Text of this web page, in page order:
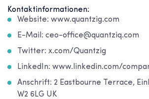
Kontaktinformationen:
Website: www.quantzig.com
E-Mail: ceo-office@quantziq.com
Twitter: x.com/Quantzig
LinkedIn: www.linkedin.com/
Anschrift: 2 Eastbourne Terrace,
W2 6LG UK